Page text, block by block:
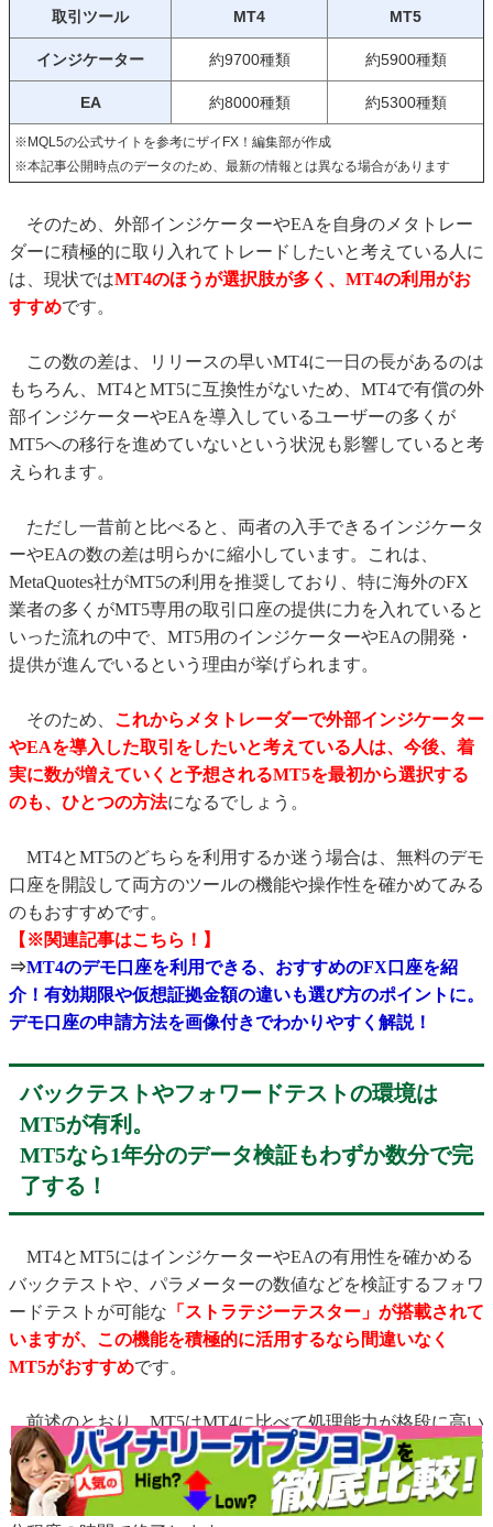
取引ツール MT4 MT5
インジケーター 約9700種類 約5900種類
EA 約8000種類 約5300種類
※MQL5の公式サイトを参考にザイFX！編集部が作成
※本記事公開時点のデータのため、最新の情報とは異なる場合があります
そのため、外部インジケーターやEAを自身のメタトレー
ダーに積極的に取り入れてトレードしたいと考えている人に
は、現状ではMT4のほうが選択肢が多く、MT4の利用がお
すすめです。
この数の差は、リリースの早いMT4に一日の長があるのは
もちろん、MT4とMT5に互換性がないため、MT4で有償の外
部インジケーターやEAを導入しているユーザーの多くが
MT5への移行を進めていないという状況も影響していると考
えられます。
ただし一昔前と比べると、両者の入手できるインジケータ
ーやEAの数の差は明らかに縮小しています。これは、
MetaQuotes社がMT5の利用を推奨しており、特に海外のFX
業者の多くがMT5専用の取引口座の提供に力を入れていると
いった流れの中で、MT5用のインジケーターやEAの開発・
提供が進んでいるという理由が挙げられます。
そのため、 これからメタトレーダーで外部インジケーター
やEAを導入した取引をしたいと考えている人は、今後、着
実に数が増えていくと予想されるMT5を最初から選択する
のも、ひとつの方法になるでしょう。
MT4とMT5のどちらを利用するか迷う場合は、無料のデモ
口座を開設して両方のツールの機能や操作性を確かめてみる
のもおすすめです。
【※関連記事はこちら！】
⇒MT4のデモ口座を利用できる、おすすめのFX口座を紹
介！有効期限や仮想証拠金額の違いも選び方のポイントに。
デモ口座の申請方法を画像付きでわかりやすく解説！
バックテストやフォワードテストの環境は
MT5が有利。
MT5なら1年分のデータ検証もわずか数分で完
了する！
MT4とMT5にはインジケーターやEAの有用性を確かめる
バックテストや、パラメーターの数値などを検証するフォワ
ードテストが可能な 「ストラテジーテスター」が搭載されて
いますが、この機能を積極的に活用するなら間違いなく
MT5がおすすめです。
前述のとおり、MT5はMT4に比べて処理能力が格段に高い
ので、バックテストやフォワードテストにかかる時間が大幅
に短縮されるからです。使用するPCの性能にもよります
が、MT5の場合は簡単なものなら1年分のバックテストも数